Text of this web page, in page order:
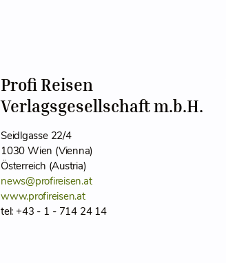
Profi Reisen
Verlagsgesellschaft m.b.H.
Seidlgasse 22/4
1030 Wien (Vienna)
Österreich (Austria)
news@profireisen.at
www.profireisen.at
tel: +43 - 1 - 714 24 14